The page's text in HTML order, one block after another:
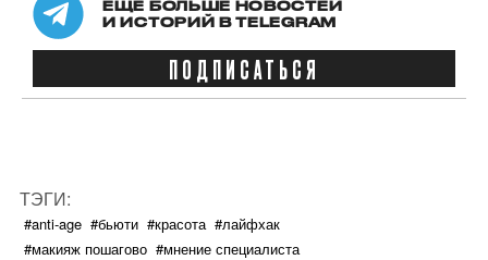
ЕЩЁ БОЛЬШЕ НОВОСТЕЙ
И ИСТОРИЙ В TELEGRAM
ПОДПИСАТЬСЯ
ТЭГИ:
#anti-age #бьюти #красота #лайфхак
#макияж пошагово #мнение специалиста